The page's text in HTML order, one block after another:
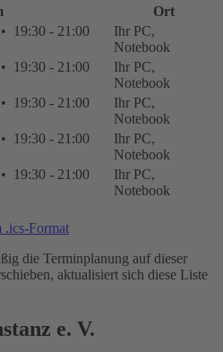
Ort
19:30 - 21:00
Ihr PC,
Notebook
19:30 - 21:00
Ihr PC,
Notebook
19:30 - 21:00
Ihr PC,
Notebook
19:30 - 21:00
Ihr PC,
Notebook
19:30 - 21:00
Ihr PC,
Notebook
.ics-Format
die Terminplanung auf dieser
aktualisiert sich diese Liste
e. V.